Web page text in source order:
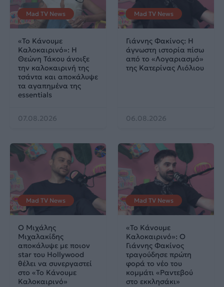
Mad TV News
«Το Κάνουμε
Καλοκαιρινό»: Η
Θεώνη Τάκου άνοιξε
την καλοκαιρινή της
τσάντα και αποκάλυψε
τα αγαπημένα της
essentials
07.08.2026
Mad TV News
Γιάννης Φακίνος: Η
άγνωστη ιστορία πίσω
από το «Λογαριασμό»
της Κατερίνας Λιόλιου
06.08.2026
Mad TV News
Ο Μιχάλης
Μιχαλακίδης
αποκάλυψε με ποιον
star του Hollywood
θέλει να συνεργαστεί
στο «Το Κάνουμε
Καλοκαιρινό»
Mad TV News
«Το Κάνουμε
Καλοκαιρινό»: Ο
Γιάννης Φακίνος
τραγούδησε πρώτη
φορά το νέο του
κομμάτι «Ραντεβού
στο εκκλησάκι»